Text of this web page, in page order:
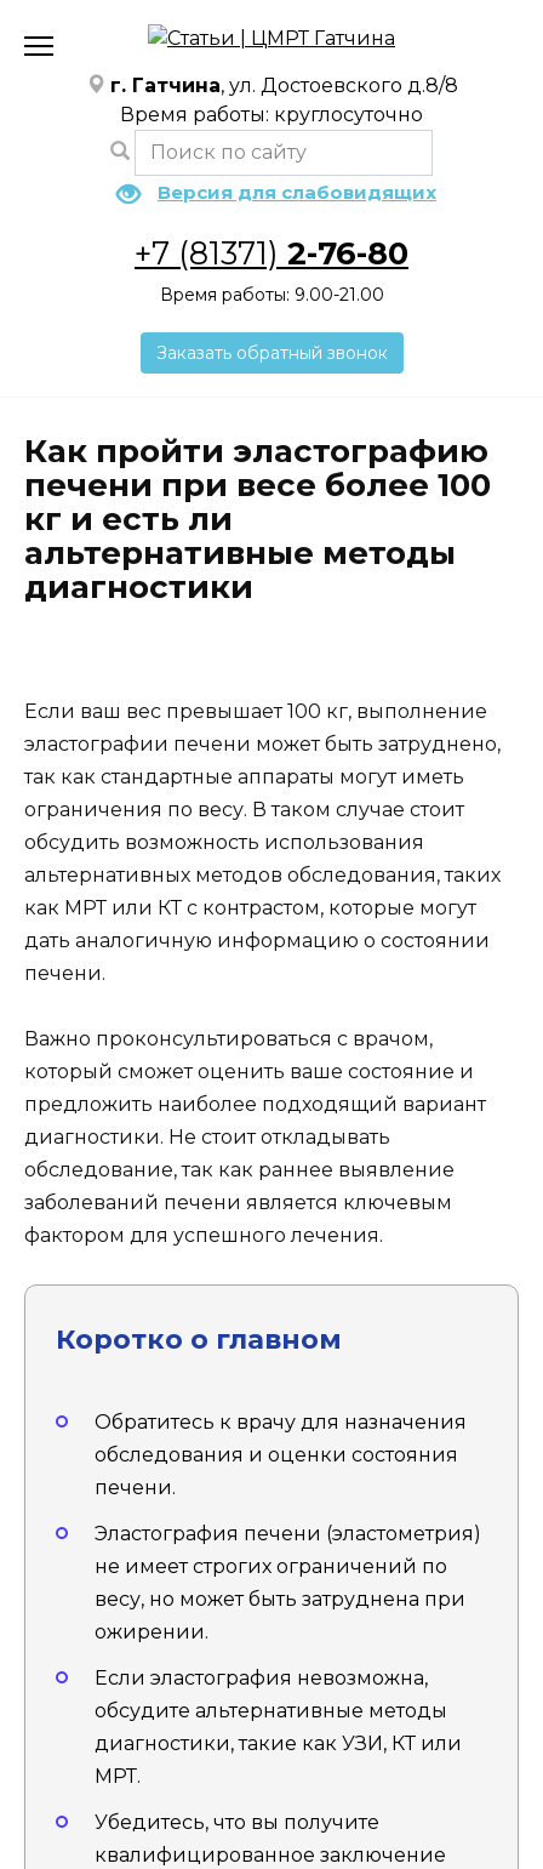
содержанию
г. Гатчина, ул. Достоевского д.8/8
Время работы: круглосуточно
Версия для слабовидящих
+7 (81371) 2-76-80
Время работы: 9.00-21.00
Заказать обратный звонок
Как пройти эластографию
печени при весе более 100
кг и есть ли
альтернативные методы
диагностики
Если ваш вес превышает 100 кг, выполнение
эластографии печени может быть затруднено,
так как стандартные аппараты могут иметь
ограничения по весу. В таком случае стоит
обсудить возможность использования
альтернативных методов обследования, таких
как МРТ или КТ с контрастом, которые могут
дать аналогичную информацию о состоянии
печени.
Важно проконсультироваться с врачом,
который сможет оценить ваше состояние и
предложить наиболее подходящий вариант
диагностики. Не стоит откладывать
обследование, так как раннее выявление
заболеваний печени является ключевым
фактором для успешного лечения.
Коротко о главном
Обратитесь к врачу для назначения
обследования и оценки состояния
печени.
Эластография печени (эластометрия)
не имеет строгих ограничений по
весу, но может быть затруднена при
ожирении.
Если эластография невозможна,
обсудите альтернативные методы
диагностики, такие как УЗИ, КТ или
МРТ.
Убедитесь, что вы получите
квалифицированное заключение